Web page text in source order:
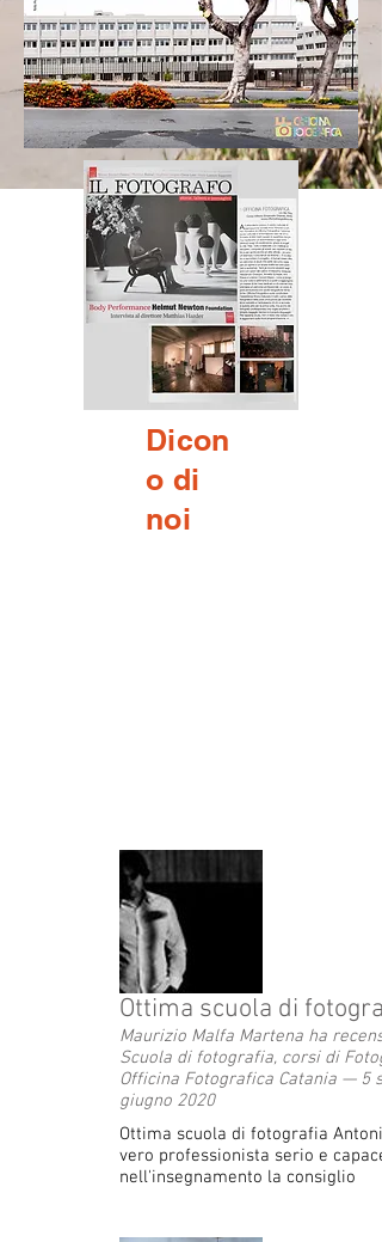
Dicon
o di
noi
Ottima scuola di
Maurizio Malfa Martena ha
Scuola di fotografia, corsi di
Officina Fotografica Catania — 5
giugno 2020
Ottima scuola di fotografia
vero professionista serio e capace
nell'insegnamento la consiglio